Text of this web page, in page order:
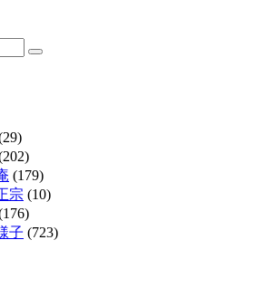
(179)
宗 (10)
子 (723)